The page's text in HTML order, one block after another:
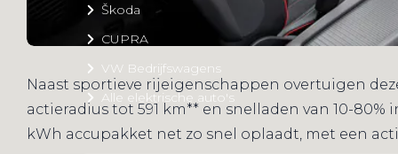
Škoda
CUPRA
VW Bedrijfswagens
Alle elektrische auto's
Naast sportieve rijeigenschappen overtuigen
actieradius tot 591 km** en snelladen van 10-80%
kWh accupakket net zo snel oplaadt, met een